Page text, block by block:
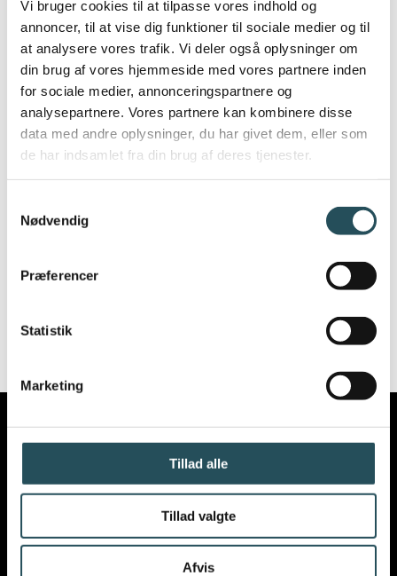
Vi bruger cookies til at tilpasse vores indhold og
annoncer, til at vise dig funktioner til sociale medier og til
at analysere vores trafik. Vi deler også oplysninger om
din brug af vores hjemmeside med vores partnere inden
for sociale medier, annonceringspartnere og
analysepartnere. Vores partnere kan kombinere disse
data med andre oplysninger, du har givet dem, eller som
de har indsamlet fra din brug af deres tjenester.
Nødvendig
Præferencer
Statistik
Marketing
Tillad alle
Tillad valgte
Afvis
kontaminering af fødevarer, hvis der er
hjælpehunde til stede, og der kan derfor
godt være saglige fødevarehygiejniske
grunde til, at hjælpehunde ikke må være i
restauranten eller caféen. Dette kan fx være
tilfældet, hvis der er åbent køkken, så
maden produceres i serveringsområdet
En generel afvisning af gæster med
hjælpehunde vil dog være i strid med loven,
hvilket kan medføre en godtgørelse til
VIL DU VIDE MERE OM
VORES ARBEJDE